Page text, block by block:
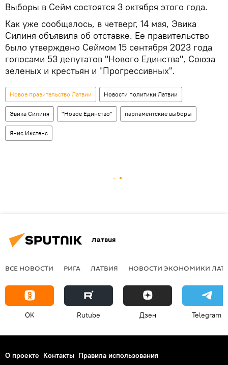
Выборы в Сейм состоятся 3 октября этого года.
Как уже сообщалось, в четверг, 14 мая, Эвика
Силиня объявила об отставке. Ее правительство
было утверждено Сеймом 15 сентября 2023 года
голосами 53 депутатов "Нового Единства", Союза
зеленых и крестьян и "Прогрессивных".
Новое правительство Латвии Новости политики Латвии
Эвика Силиня "Новое Единство" парламентские выборы
Янис Икстенс
Латвия
ВСЕ НОВОСТИ РИГА ЛАТВИЯ НОВОСТИ ЭКОНОМИКИ
OK Rutube Дзен Telegram
О проекте Контакты Правила использования